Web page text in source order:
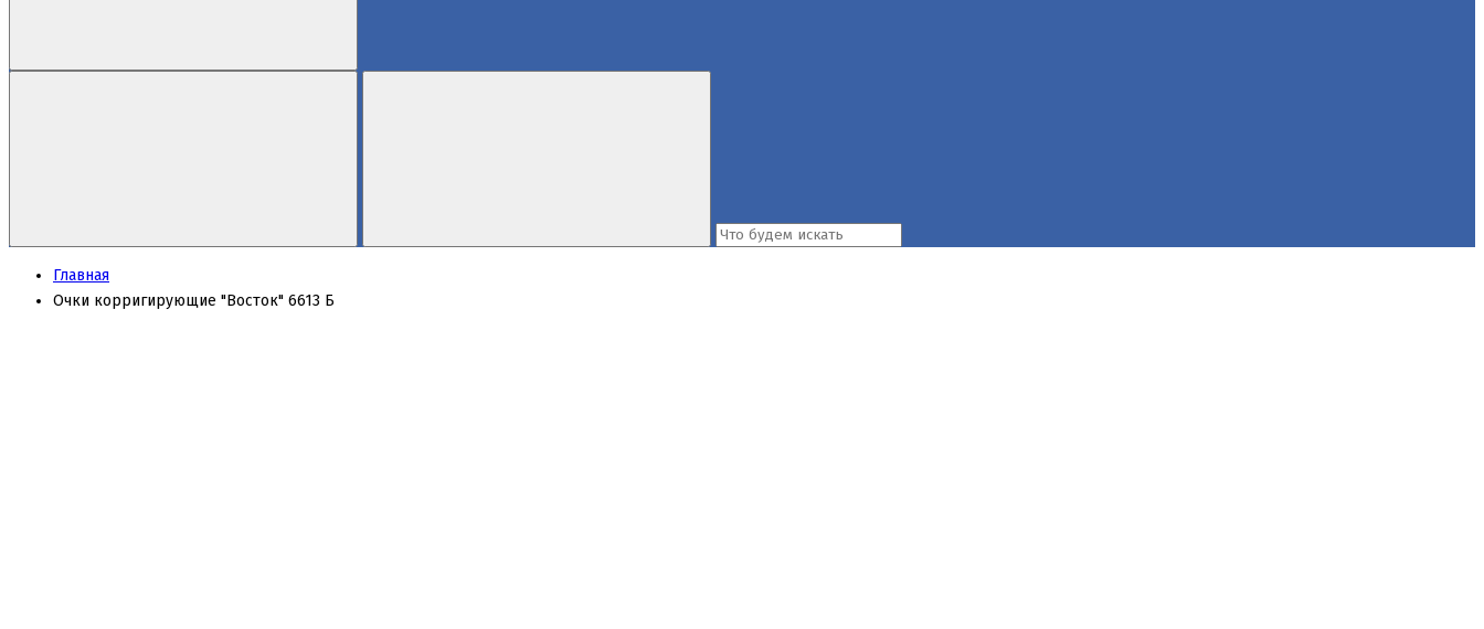
Главная
Очки корригирующие "Восток" 6613 Б